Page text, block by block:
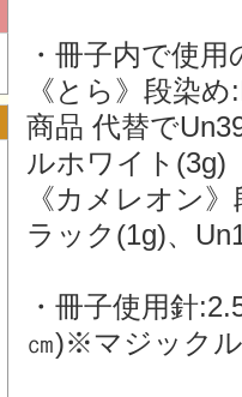
・冊子内で使
《とら》段染
商品 代替で
ルホワイト(3g)
《カメレオン
ラック(1g)、
・冊子使用針
㎝)※マジック